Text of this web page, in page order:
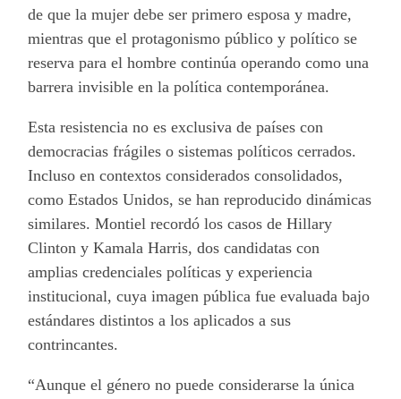
de que la mujer debe ser primero esposa y madre,
mientras que el protagonismo público y político se
reserva para el hombre continúa operando como una
barrera invisible en la política contemporánea.
Esta resistencia no es exclusiva de países con
democracias frágiles o sistemas políticos cerrados.
Incluso en contextos considerados consolidados,
como Estados Unidos, se han reproducido dinámicas
similares. Montiel recordó los casos de Hillary
Clinton y Kamala Harris, dos candidatas con
amplias credenciales políticas y experiencia
institucional, cuya imagen pública fue evaluada bajo
estándares distintos a los aplicados a sus
contrincantes.
“Aunque el género no puede considerarse la única